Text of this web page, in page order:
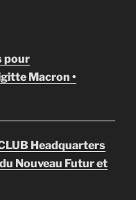
pour
Macron •
Headquarters
Nouveau Futur et